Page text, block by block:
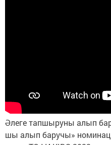
Әле­ге тап­шы­ру­ны алып
шы алып ба­ру­чы»